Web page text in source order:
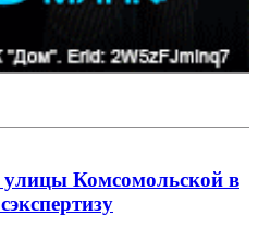
улицы Комсомольской в